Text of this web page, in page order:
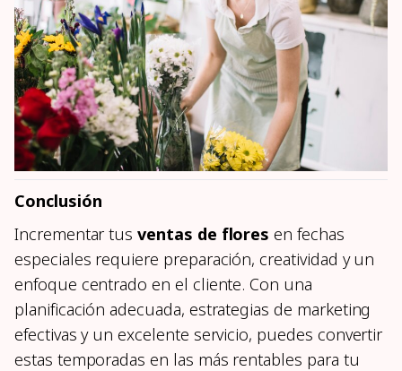
Conclusión
Incrementar tusventas de flores en fechas
especiales requiere preparación, creatividad y un
enfoque centrado en el cliente. Con una
planificación adecuada, estrategias de marketing
efectivas y un excelente servicio, puedes convertir
estas temporadas en las más rentables para tu